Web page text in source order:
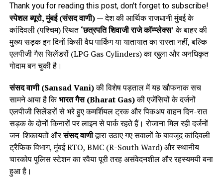
Thank you for reading this post, don't forget to subscribe!
स्पेशल ब्यूरो, मुंबई (संसद वाणी)— देश की आर्थिक राजधानी मुंबई के
कांदिवली (पश्चिम) स्थित‘छत्रपति शिवाजी राजे कॉम्प्लेक्स’के बाहर की
मुख्य सड़क इन दिनों किसी वैध पार्किंग या यातायात का रास्ता नहीं, बल्कि
एलपीजी गैस सिलेंडरों (LPG Gas Cylinders) का खुला और अनधिकृत
गोदाम बन चुकी है।
संसद वाणी (Sansad Vani)की विशेष पड़ताल में यह खौफनाक सच
सामने आया है किभारत गैस (Bharat Gas)की एजेंसियों के दर्जनों
एलपीजी सिलेंडरों से भरे हुए कमर्शियल ट्रक और पिकअप वाहन दिन-रात
सड़क के दोनों किनारों पर लाइन से पार्क रहते हैं। रोजाना मिल रही दर्जनों
जन-शिकायतों औरसंसद वाणीद्वारा उठाए गए सवालों के बावजूद कांदिवली
ट्रैफिक विभाग, मुंबई RTO, BMC (R-South Ward) और स्थानीय
चारकोप पुलिस स्टेशन का रवैया पूरी तरह असंवेदनशील और रहस्यमयी बना
हुआ है।